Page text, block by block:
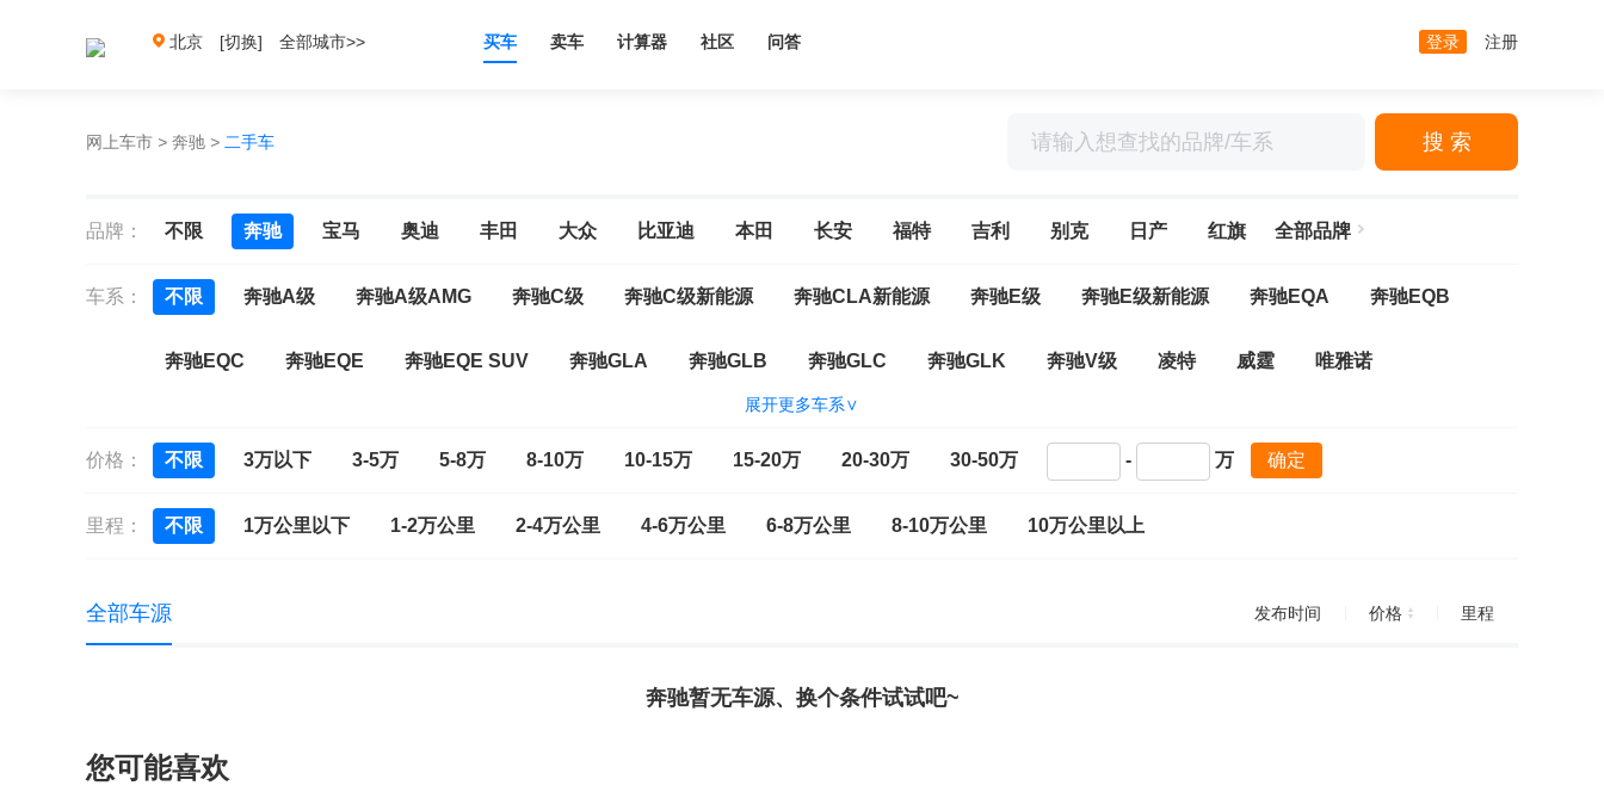
北京 [切换] 全部城市>> 买车 卖车 计算器 社区 问答 登录 注册
网上车市 > 奔驰 > 二手车 搜 索
品牌： 不限 奔驰 宝马 奥迪 丰田 大众 比亚迪 本田 长安 福特 吉利 别克 日产 红旗 全部品牌
车系： 不限 奔驰A级 奔驰A级AMG 奔驰C级 奔驰C级新能源 奔驰CLA新能源 奔驰E级 奔驰E级新能源 奔驰EQA 奔驰EQB
奔驰EQC 奔驰EQE 奔驰EQE SUV 奔驰GLA 奔驰GLB 奔驰GLC 奔驰GLK 奔驰V级 凌特 威霆 唯雅诺
威霆(进口) 奔驰CLA级AMG
奔驰G级AMG 奔驰GLA级AMG
展开更多车系∨
价格： 不限 3万以下 3-5万 5-8万 8-10万 10-15万 15-20万 20-30万 30-50万 - 万 确定
里程： 不限 1万公里以下 1-2万公里 2-4万公里 4-6万公里 6-8万公里 8-10万公里 10万公里以上
全部车源 发布时间 价格 里程
奔驰暂无车源、换个条件试试吧~
您可能喜欢